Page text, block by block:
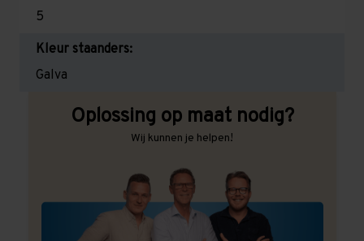
5
Kleur staanders:
Galva
Oplossing op maat nodig?
Wij kunnen je helpen!